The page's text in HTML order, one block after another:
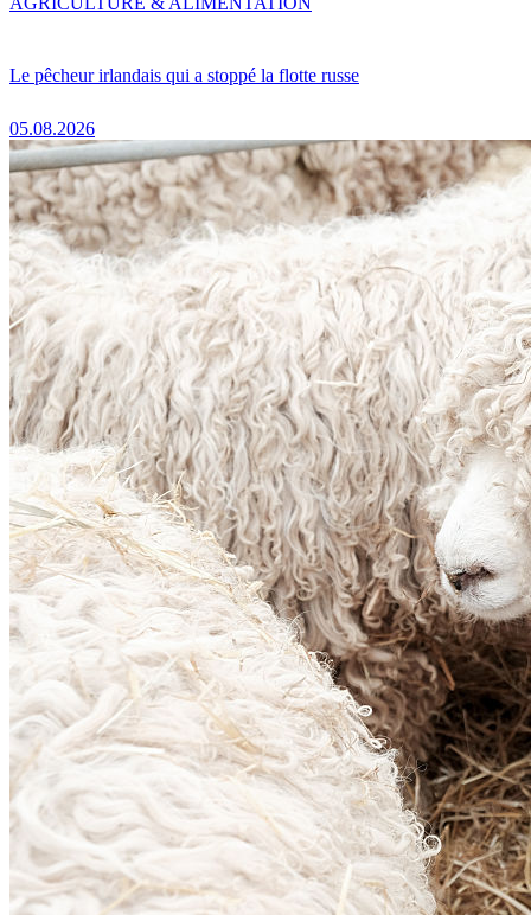
Le pêcheur irlandais qui a stoppé la flotte russe
05.08.2026